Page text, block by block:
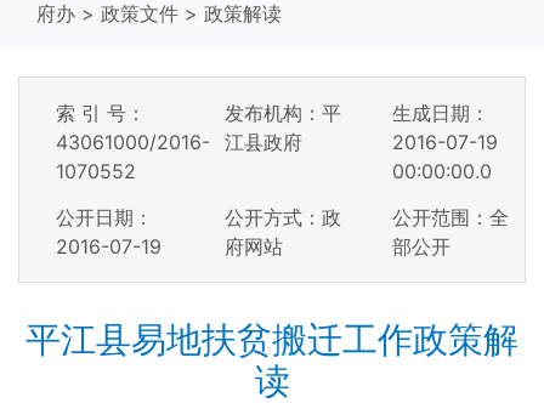
府办 > 政策文件 > 政策解读
索 引 号：
43061000/2016-
1070552
发布机构：平
江县政府
生成日期：
2016-07-19
00:00:00.0
公开日期：
2016-07-19
公开方式：政
府网站
公开范围：全
部公开
平江县易地扶贫搬迁工作政策解
读